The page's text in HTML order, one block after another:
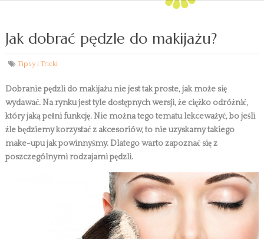
Jak dobrać pędzle do makijażu?
Tipsy i Tricki
Dobranie pędzli do makijażu nie jest tak proste, jak może się
wydawać. Na rynku jest tyle dostępnych wersji, że ciężko odróżnić,
który jaką pełni funkcję. Nie można tego tematu lekceważyć, bo jeśli
źle będziemy korzystać z akcesoriów, to nie uzyskamy takiego
make-upu jak powinnyśmy. Dlatego warto zapoznać się z
poszczególnymi rodzajami pędzli.